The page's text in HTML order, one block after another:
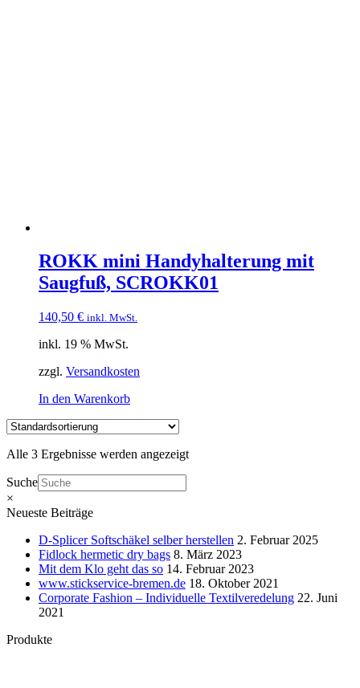
ROKK mini Handyhalterung mit
Saugfuß, SCROKK01
140,50 € inkl. MwSt.
inkl. 19 % MwSt.
zzgl. Versandkosten
In den Warenkorb
Alle 3 Ergebnisse werden angezeigt
Suche
×
Neueste Beiträge
D-Splicer Softschäkel selber herstellen 2. Februar 2025
Fidlock hermetic dry bags 8. März 2023
Mit dem Klo geht das so 14. Februar 2023
www.stickservice-bremen.de 18. Oktober 2021
Corporate Fashion – Individuelle Textilveredelung 22. Juni
2021
Produkte